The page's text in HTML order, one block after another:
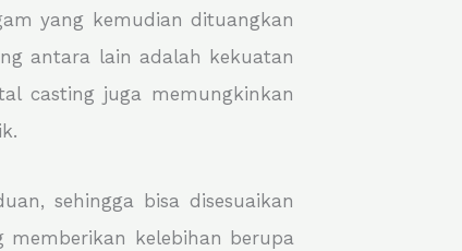
yang kemudian dituangkan
antara lain adalah kekuatan
casting juga memungkinkan
sehingga bisa disesuaikan
kelebihan berupa